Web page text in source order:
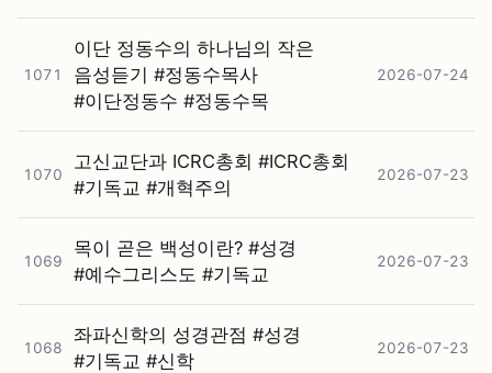
1071
이단 정동수의 하나님의 작은
음성듣기 #⁠정동수목사
#⁠이단정동수 #⁠정동수목
2026-07-24
1070
고신교단과 ICRC총회 #⁠ICRC총회
#⁠기독교 #⁠개혁주의
2026-07-23
1069
목이 곧은 백성이란? #⁠성경
#⁠예수그리스도 #⁠기독교
2026-07-23
1068
좌파신학의 성경관점 #⁠성경
#⁠기독교 #⁠신학
2026-07-23